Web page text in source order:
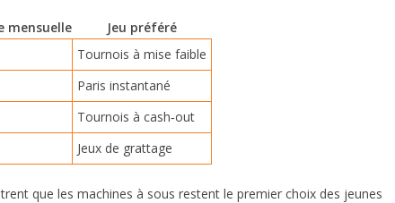
mensuelle
Jeu préféré
Tournois à mise faible
Paris instantané
Tournois à cash‑out
Jeux de grattage
que les machines à sous restent le premier choix des jeunes